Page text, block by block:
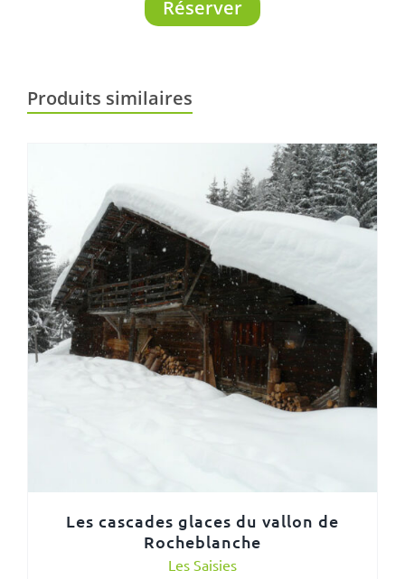
Réserver
Produits similaires
Les cascades glaces du vallon de
Rocheblanche
Les Saisies